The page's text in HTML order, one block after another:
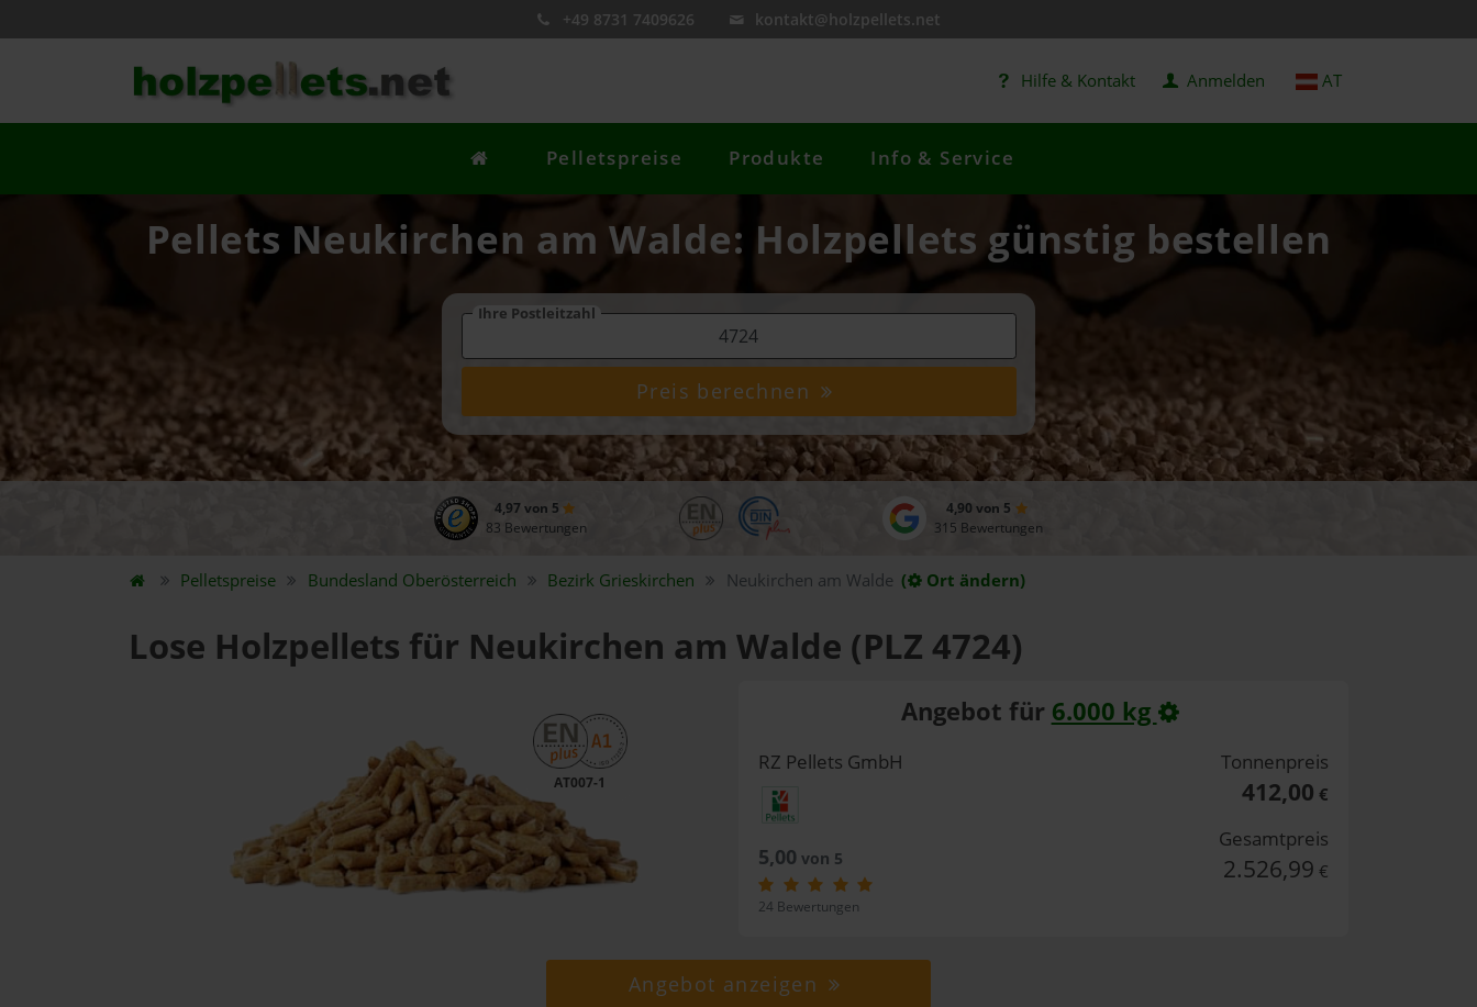
+49 8731 7409626 kontakt@holzpellets.net
Hilfe & Kontakt Anmelden AT
Pelletspreise Produkte Info & Service
Pellets Neukirchen am Walde: Holzpellets günstig bestellen
Ihre Postleitzahl
Preis berechnen
4,97 von 5
83 Bewertungen
4,90 von 5
315 Bewertungen
Pelletspreise Bundesland Oberösterreich Bezirk Grieskirchen Neukirchen am Walde ( Ort ändern)
Lose Holzpellets für Neukirchen am Walde (PLZ 4724)
AT007-1
Angebot für 6.000 kg
RZ Pellets GmbH
5,00 von 5
24 Bewertungen
Tonnenpreis
412,00 €
Gesamtpreis
2.526,99 €
Angebot anzeigen